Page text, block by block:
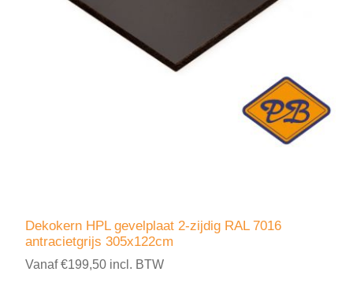
Dekokern HPL gevelplaat 2-zijdig RAL 7016
antracietgrijs 305x122cm
Vanaf €199,50 incl. BTW